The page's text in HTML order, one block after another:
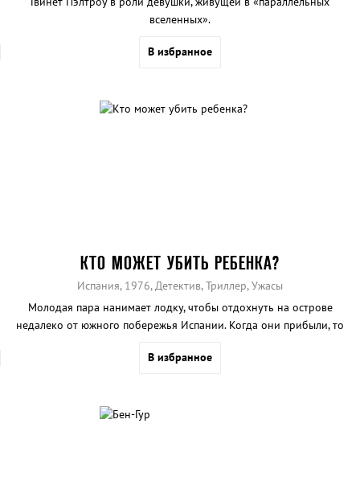
вселенных».
В избранное
КТО МОЖЕТ УБИТЬ РЕБЕНКА?
Испания, 1976, Детектив, Триллер, Ужасы
Молодая пара нанимает лодку, чтобы отдохнуть на острове
недалеко от южного побережья Испании. Когда они прибыли, то
только дети.
В избранное